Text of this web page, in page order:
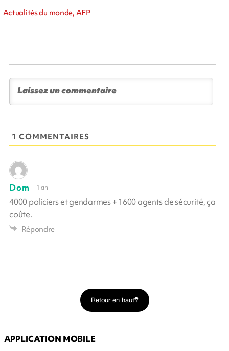
Actualités du monde, AFP
1 COMMENTAIRES
Dom 1 an
4000 policiers et gendarmes + 1600 agents de sécurité, ça
coûte.
Répondre
Retour en haut
APPLICATION MOBILE